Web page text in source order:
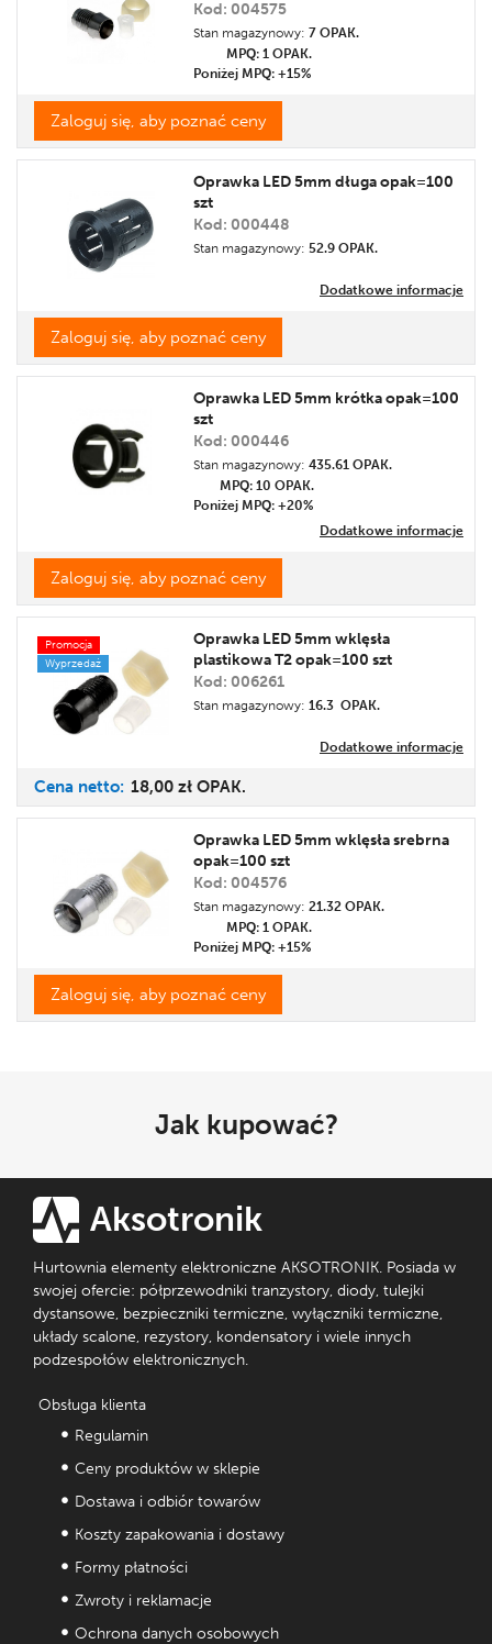
Kod: 004575
Stan magazynowy: 7 OPAK.
MPQ: 1 OPAK.
Poniżej MPQ: +15%
Zaloguj się, aby poznać ceny
Oprawka LED 5mm długa opak=100
szt
Kod: 000448
Stan magazynowy: 52.9 OPAK.
Dodatkowe informacje
Zaloguj się, aby poznać ceny
Oprawka LED 5mm krótka opak=100
szt
Kod: 000446
Stan magazynowy: 435.61 OPAK.
MPQ: 10 OPAK.
Poniżej MPQ: +20%
Dodatkowe informacje
Zaloguj się, aby poznać ceny
Promocja
Wyprzedaż
Oprawka LED 5mm wklęsła
plastikowa T2 opak=100 szt
Kod: 006261
Stan magazynowy: 16.3 OPAK.
Dodatkowe informacje
Cena netto: 18,00 zł OPAK.
Oprawka LED 5mm wklęsła srebrna
opak=100 szt
Kod: 004576
Stan magazynowy: 21.32 OPAK.
MPQ: 1 OPAK.
Poniżej MPQ: +15%
Zaloguj się, aby poznać ceny
Jak kupować?
Aksotronik
Hurtownia elementy elektroniczne AKSOTRONIK. Posiada w
swojej ofercie: półprzewodniki tranzystory, diody, tulejki
dystansowe, bezpieczniki termiczne, wyłączniki termiczne,
układy scalone, rezystory, kondensatory i wiele innych
podzespołów elektronicznych.
Obsługa klienta
Regulamin
Ceny produktów w sklepie
Dostawa i odbiór towarów
Koszty zapakowania i dostawy
Formy płatności
Zwroty i reklamacje
Ochrona danych osobowych